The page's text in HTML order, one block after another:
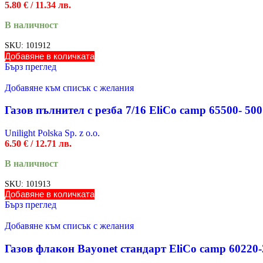
5.80 € / 11.34 лв.
В наличност
SKU: 101912
Добавяне в количката
Бърз преглед
Добавяне към списък с желания
Газов пълнител с резба 7/16 EliCo camp 65500-
Unilight Polska Sp. z o.o.
6.50 € / 12.71 лв.
В наличност
SKU: 101913
Добавяне в количката
Бърз преглед
Добавяне към списък с желания
Газов флакон Bayonet стандарт EliCo camp